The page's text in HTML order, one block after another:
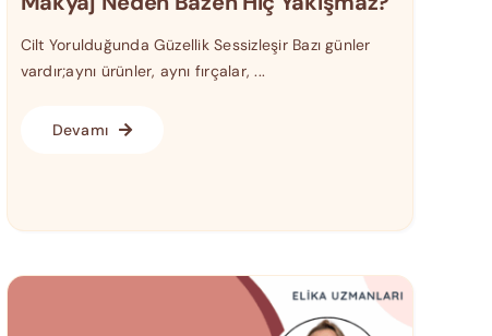
Cilt Yorulduğunda Güzellik Sessizleşir Bazı günler
vardır;aynı ürünler, aynı fırçalar, ...
Devamı